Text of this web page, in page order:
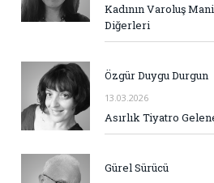
Kadının Varoluş
Diğerleri
Özgür Duygu Durgun
13.03.2026
Asırlık Tiyatro
Gürel Sürücü